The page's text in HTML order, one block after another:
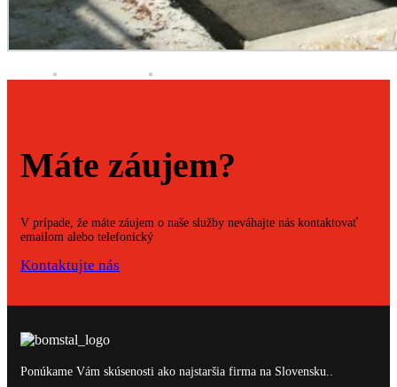
Máte záujem?
V prípade, že máte záujem o naše služby neváhajte nás kontaktovať
emailom alebo telefonický
Kontaktujte nás
Ponúkame Vám skúsenosti ako najstaršia firma na Slovensku..